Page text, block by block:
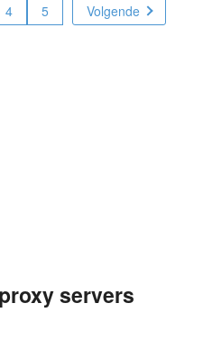
4 5 Volgende
servers